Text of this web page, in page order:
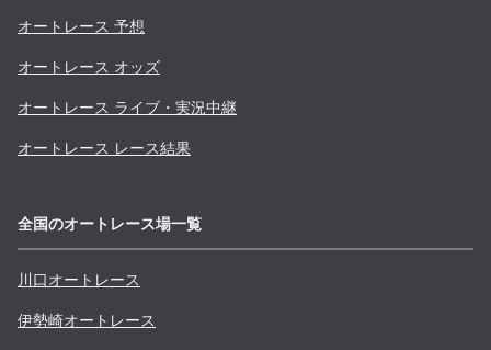
オートレース 予想
オートレース オッズ
オートレース ライブ・実況中継
オートレース レース結果
全国のオートレース場一覧
川口オートレース
伊勢崎オートレース